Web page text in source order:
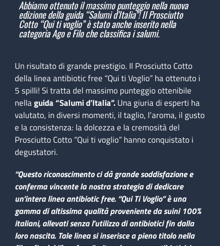
Abbiamo ottenuto il massimo punteggio nella nuova
edizione della guida “Salumi d’Italia”! IlProsciutto
Cotto “Qui ti voglio”è stato anche inserito nella
categoria Ago e Filo che classifica i salumi.
Un risultato di grande prestigio. Il Prosciutto Cotto
della linea antibiotic free “Qui ti Voglio” ha ottenuto i
5 spilli! Si tratta del massimo punteggio ottenibile
nellaguida “Salumi d’Italia”.Una giuria di esperti ha
valutato, in diversi momenti, il taglio, l’aroma, il gusto
e la consistenza: la dolcezza e la cremosità del
Prosciutto Cotto “Qui ti voglio” hanno conquistato i
degustatori.
“Questo riconoscimento ci dà grande soddisfazione e
conferma vincente la nostra strategia di dedicare
un’intera linea antibiotic free. “Qui Ti Voglio” è una
gamma di altissima qualità proveniente da suini 100%
italiani, allevati senza l’utilizzo di antibiotici fin dalla
loro nascita. Tale linea si inserisce a pieno titolo nella